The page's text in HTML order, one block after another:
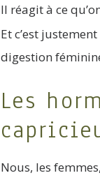
Il réagit à ce
Et c’est
digestion
Les
Nous, les